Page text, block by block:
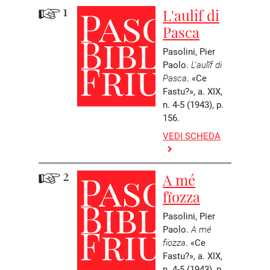
1
L'aulîf di
Pasca
Pasolini, Pier
Paolo. L'aulîf di
Pasca. «Ce
Fastu?», a. XIX,
n. 4-5 (1943), p.
156.
VEDI SCHEDA
2
A mé
fïozza
Pasolini, Pier
Paolo.A mé
fïozza. «Ce
Fastu?», a. XIX,